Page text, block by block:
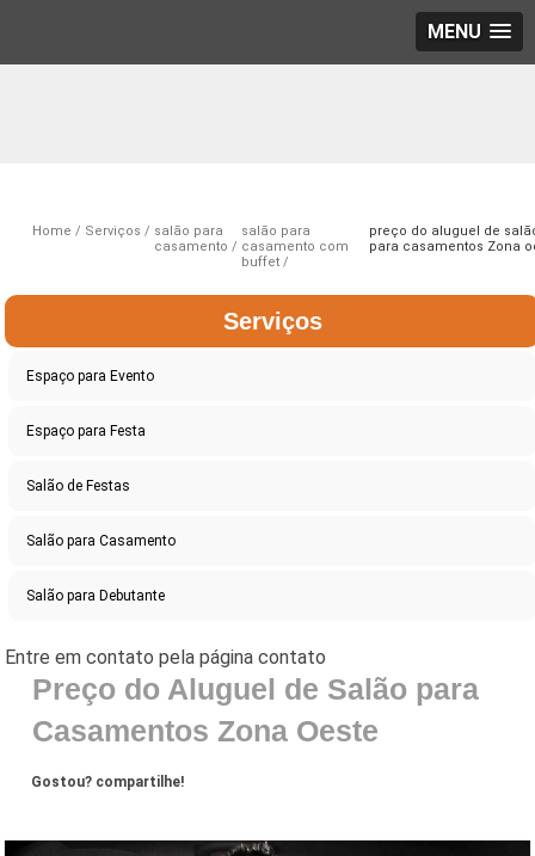
MENU
Home Serviços
salão para
casamento
salão para
casamento com
buffet
preço do aluguel de
para casamentos Zona
Serviços
Espaço para Evento
Espaço para Festa
Salão de Festas
Salão para Casamento
Salão para Debutante
Preço do Aluguel de Salão para
Casamentos Zona Oeste
Gostou? compartilhe!